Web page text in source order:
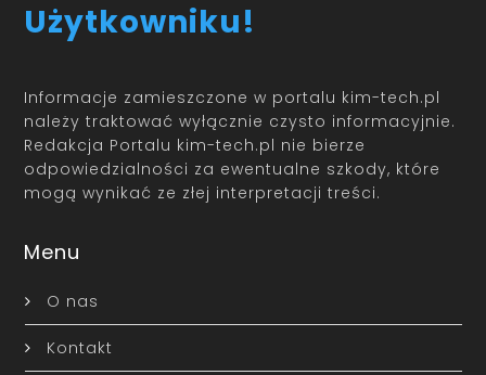
Użytkowniku!
Informacje zamieszczone w portalu kim-tech.pl
należy traktować wyłącznie czysto informacyjnie.
Redakcja Portalu kim-tech.pl nie bierze
odpowiedzialności za ewentualne szkody, które
mogą wynikać ze złej interpretacji treści.
Menu
O nas
Kontakt